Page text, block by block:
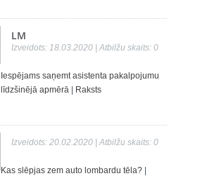
LM
Izveidots: 18.03.2020 | Atbilžu skaits: 0
Iespējams saņemt asistenta pakalpojumu
līdzšinējā apmērā
Raksts
Izveidots: 20.02.2020 | Atbilžu skaits: 0
Kas slēpjas zem auto lombardu tēla?